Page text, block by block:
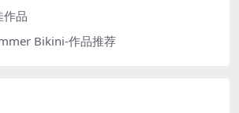
品
Bikini-作品推荐